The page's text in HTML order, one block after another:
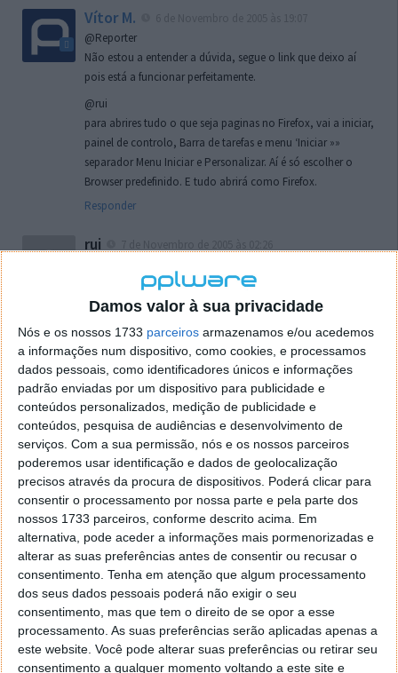
Damos valor à sua privacidade
Nós e os nossos 1733 parceiros armazenamos e/ou acedemos
a informações num dispositivo, como cookies, e processamos
dados pessoais, como identificadores únicos e informações
padrão enviadas por um dispositivo para publicidade e
conteúdos personalizados, medição de publicidade e
conteúdos, pesquisa de audiências e desenvolvimento de
serviços. Com a sua permissão, nós e os nossos parceiros
poderemos usar identificação e dados de geolocalização
precisos através da procura de dispositivos. Poderá clicar para
consentir o processamento por nossa parte e pela parte dos
nossos 1733 parceiros, conforme descrito acima. Em
alternativa, pode aceder a informações mais pormenorizadas e
alterar as suas preferências antes de consentir ou recusar o
consentimento. Tenha em atenção que algum processamento
dos seus dados pessoais poderá não exigir o seu
consentimento, mas que tem o direito de se opor a esse
processamento. As suas preferências serão aplicadas apenas a
este website. Você pode alterar suas preferências ou retirar seu
consentimento a qualquer momento voltando a este site e
Vítor M.
@Reporter
Não estou a entender a dúvida, segue o link que deixo aí
pois está a funcionar perfeitamente.
@rui
para abrires tudo o que seja paginas no Firefox, vai a iniciar,
painel de controlo, Barra de tarefas e menu ‘Iniciar »»
separador Menu Iniciar e Personalizar. Aí é só escolher o
Browser predefinido. E tudo abrirá como Firefox.
Responder
rui
localizaçao referida n se encontra la nada k me permita por
o firefox como browser predefenido
Ja percorri o painel
tentei apagar o explorer na tentativa de forçar o uso do
firefox mas em vao. Kaso te lembres de outra dica fico
agradecido, caso contrario obrigado a mesma
Responder
Vítor M.
7 de Novembro de 2005 às 01:39
@Reporter
Desculpa mas o link funciona. Seja como for segue por mail
o MSn Messenger 8.
Responder
Vítor M.
@Rui
Tens de encontrar o que te falei. Faz da seguinte maneira,
janela iniciar e no topo dessa janela com o botão direito do
rato faz propriedades. Depois no separador Menu ‘Iniciar’
clica no botão ‘Personalizar’ aí encontrarás no separador